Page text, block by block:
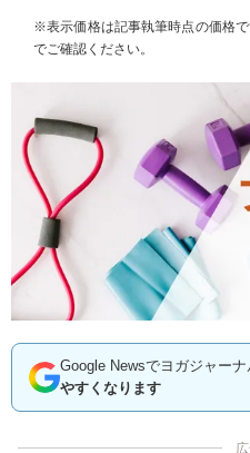
※表示価格は記事執筆時点の価格
でご確認ください。
Google Newsでヨガジャー
やすくなります